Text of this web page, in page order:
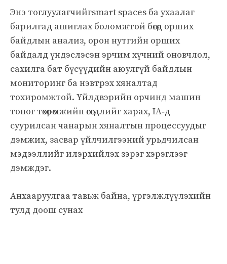
Энэ тоглуулагчийгsmart spaces ба ухаалаг
барилгад ашиглах боломжтой бөгөөд орших
байдлын анализ, орон нутгийн орших
байдалд үндэслэсэн эрчим хүчний оновчлол,
сахилга бат бүсүүдийн аюулгүй байдлын
мониторинг ба нэвтрэх хяналтад
тохиромжтой. Үйлдвэрийн орчинд машин
тоног төхөөрөмжийн өгөгдлийг харах, IA‑д
суурилсан чанарын хяналтын процессуудыг
дэмжих, засвар үйлчилгээний урьдчилсан
мэдээллийг илэрхийлэх зэрэг хэрэглээг
дэмждэг.
Анхааруулгаа тавьж байна, үргэлжлүүлэхийн
тулд доош сунаx